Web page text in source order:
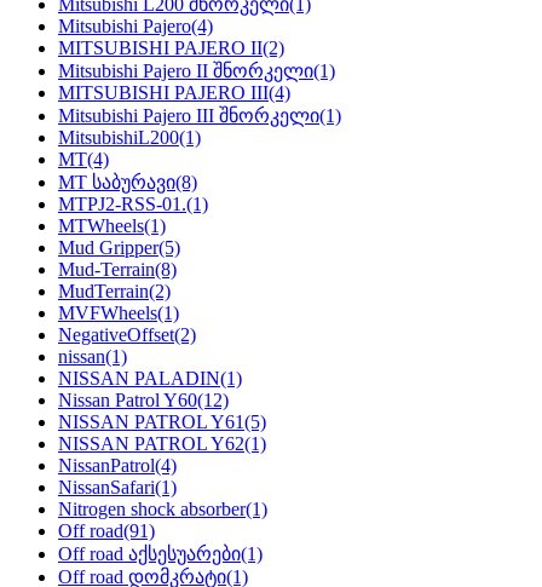
Mitsubishi L200 შნორკელი(1)
Mitsubishi Pajero(4)
MITSUBISHI PAJERO II(2)
Mitsubishi Pajero II შნორკელი(1)
MITSUBISHI PAJERO III(4)
Mitsubishi Pajero III შნორკელი(1)
MitsubishiL200(1)
MT(4)
MT საბურავი(8)
MTPJ2-RSS-01.(1)
MTWheels(1)
Mud Gripper(5)
Mud-Terrain(8)
MudTerrain(2)
MVFWheels(1)
NegativeOffset(2)
nissan(1)
NISSAN PALADIN(1)
Nissan Patrol Y60(12)
NISSAN PATROL Y61(5)
NISSAN PATROL Y62(1)
NissanPatrol(4)
NissanSafari(1)
Nitrogen shock absorber(1)
Off road(91)
Off road აქსესუარები(1)
Off road დომკრატი(1)